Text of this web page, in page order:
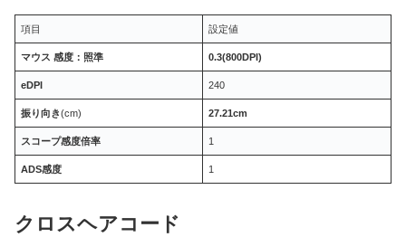
項目 設定値
マウス 感度：照準 0.3(800DPI)
eDPI 240
振り向き(cm) 27.21cm
スコープ感度倍率 1
ADS感度 1
クロスヘアコード